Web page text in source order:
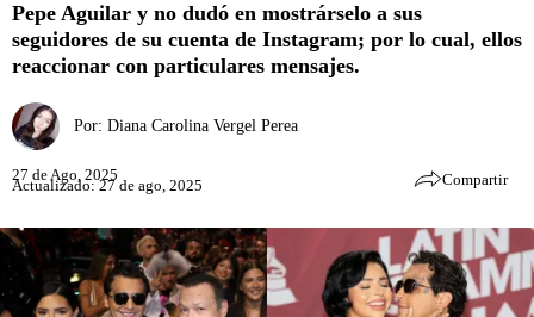
Pepe Aguilar y no dudó en mostrárselo a sus
seguidores de su cuenta de Instagram; por lo cual, ellos
reaccionar con particulares mensajes.
Por: Diana Carolina Vergel Perea
27 de Ago, 2025
Actualizado: 27 de ago, 2025 Compartir